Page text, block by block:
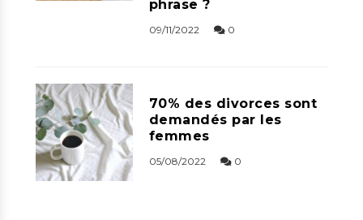
phrase ?
09/11/2022 0
70% des divorces sont
demandés par les
femmes
05/08/2022 0